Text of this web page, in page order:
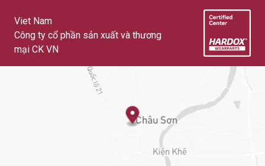
Viet Nam
Công ty cổ phần sản xuất và thương
mại CK VN